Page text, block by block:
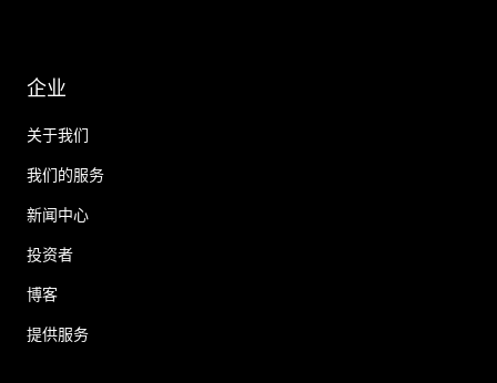
企业
关于我们
我们的服务
新闻中心
投资者
博客
提供服务